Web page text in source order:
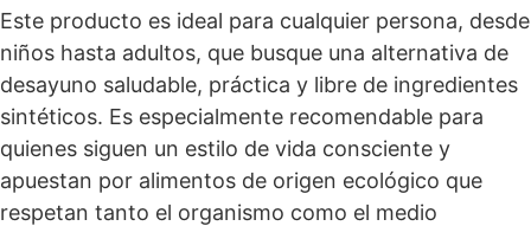
Este producto es ideal para cualquier persona, desde
niños hasta adultos, que busque una alternativa de
desayuno saludable, práctica y libre de ingredientes
sintéticos. Es especialmente recomendable para
quienes siguen un estilo de vida consciente y
apuestan por alimentos de origen ecológico que
respetan tanto el organismo como el medio